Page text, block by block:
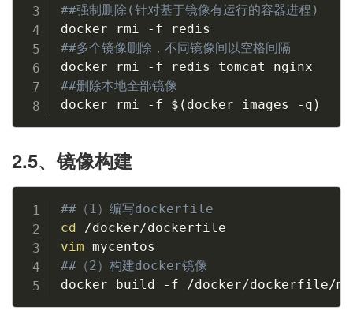
##强制删除(针对基于镜像有运行的容器进程)
##多个镜像删除，不同镜像间以空格间隔
##删除本地全部镜像
docker rmi -f $( docker images -q )
2.5、镜像构建
##（1）编写dockerfile
cd
vim
##（2）构建docker镜像
docker build -f /docker/dockerfile/